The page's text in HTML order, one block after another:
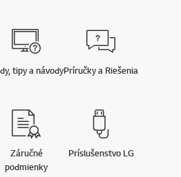
tipy a návodyPríručky a Riešenia
Záručné
podmienky
Príslušenstvo LG